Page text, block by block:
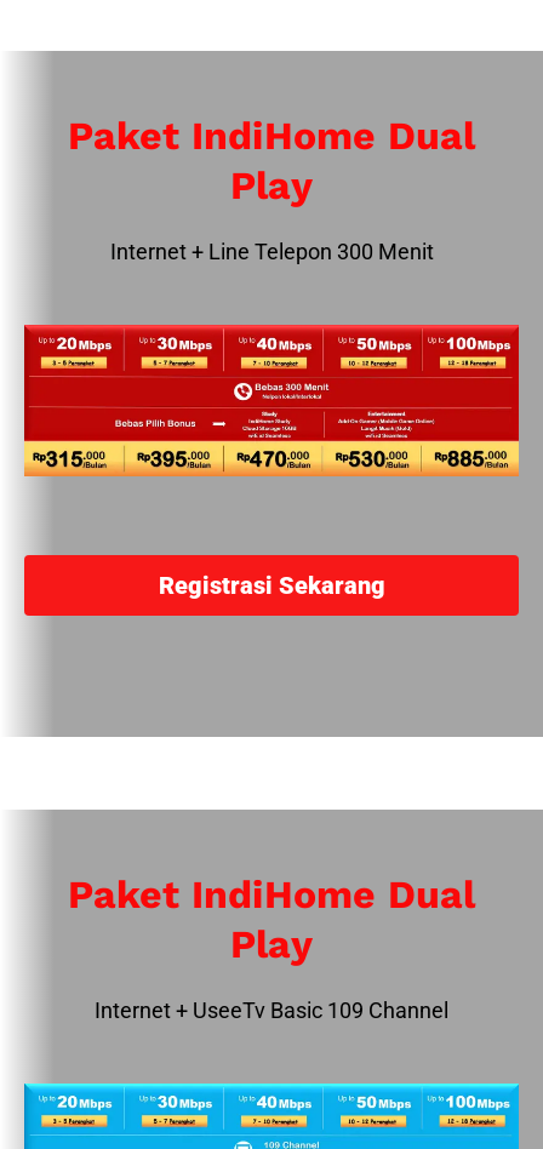
Paket IndiHome Dual
Play
Internet + Line Telepon 300 Menit
Registrasi Sekarang
Paket IndiHome Dual
Play
Internet + UseeTv Basic 109 Channel